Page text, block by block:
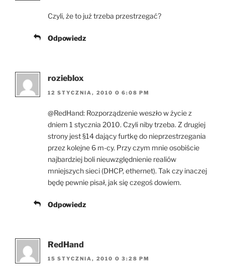
Czyli, że to już trzeba przestrzegać?
Odpowiedz
rozieblox
12 STYCZNIA, 2010 O 6:08 PM
@RedHand: Rozporządzenie weszło w życie z
dniem 1 stycznia 2010. Czyli niby trzeba. Z drugiej
strony jest §14 dający furtkę do nieprzestrzegania
przez kolejne 6 m-cy. Przy czym mnie osobiście
najbardziej boli nieuwzględnienie realiów
mniejszych sieci (DHCP, ethernet). Tak czy inaczej
będę pewnie pisał, jak się czegoś dowiem.
Odpowiedz
RedHand
15 STYCZNIA, 2010 O 3:28 PM